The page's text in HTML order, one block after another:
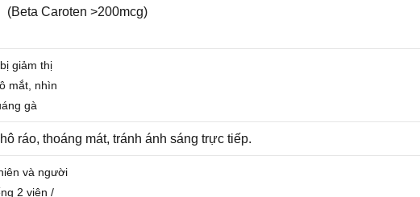
Caroten >200mcg)
giảm thị
mắt, nhìn
gà
ráo, thoáng mát, tránh ánh sáng trực tiếp.
và người
2 viên /